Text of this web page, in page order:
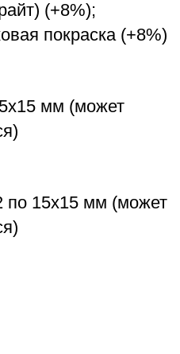
(+8%);
покраска (+8%)
мм (может
по 15х15 мм (может